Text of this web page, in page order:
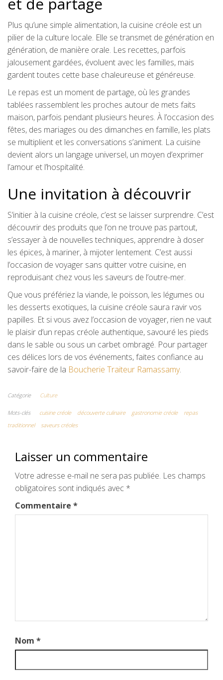
Plus qu’une simple alimentation, la cuisine créole est un
pilier de la culture locale. Elle se transmet de génération en
génération, de manière orale. Les recettes, parfois
jalousement gardées, évoluent avec les familles, mais
gardent toutes cette base chaleureuse et généreuse.
Le repas est un moment de partage, où les grandes
tablées rassemblent les proches autour de mets faits
maison, parfois pendant plusieurs heures. À l’occasion des
fêtes, des mariages ou des dimanches en famille, les plats
se multiplient et les conversations s’animent. La cuisine
devient alors un langage universel, un moyen d’exprimer
l’amour et l’hospitalité.
Une invitation à découvrir
S’initier à la cuisine créole, c’est se laisser surprendre. C’est
découvrir des produits que l’on ne trouve pas partout,
s’essayer à de nouvelles techniques, apprendre à doser
les épices, à mariner, à mijoter lentement. C’est aussi
l’occasion de voyager sans quitter votre cuisine, en
reproduisant chez vous les saveurs de l’outre-mer.
Que vous préfériez la viande, le poisson, les légumes ou
les desserts exotiques, la cuisine créole saura ravir vos
papilles. Et si vous avez l’occasion de voyager, rien ne vaut
le plaisir d’un repas créole authentique, savouré les pieds
dans le sable ou sous un carbet ombragé. Pour partager
ces délices lors de vos événements, faites confiance au
savoir-faire de la Boucherie Traiteur Ramassamy.
Catégorie Culture
Mots-clés cuisine créole découverte culinaire gastronomie créole
repas
traditionnel
saveurs créoles
Laisser un commentaire
Votre adresse e-mail ne sera pas publiée. Les champs
obligatoires sont indiqués avec *
Commentaire *
Nom *